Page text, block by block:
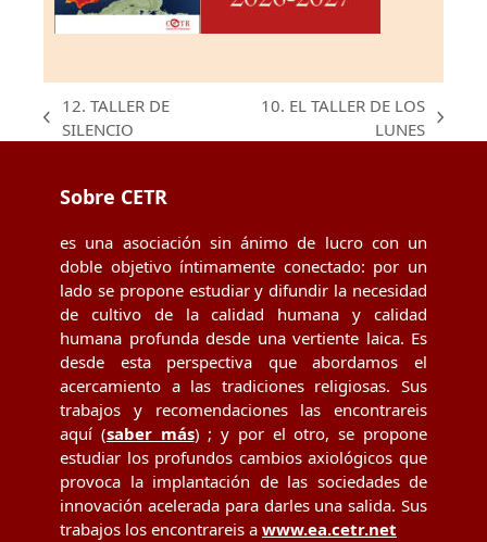
previous
12. TALLER DE
SILENCIO
10. EL TALLER DE LOS
LUNES
Sobre CETR
es una asociación sin ánimo de lucro con un
doble objetivo íntimamente conectado: por un
lado se propone estudiar y difundir la necesidad
de cultivo de la calidad humana y calidad
humana profunda desde una vertiente laica. Es
desde esta perspectiva que abordamos el
acercamiento a las tradiciones religiosas. Sus
trabajos y recomendaciones las encontrareis
aquí (saber más) ; y por el otro, se propone
estudiar los profundos cambios axiológicos que
provoca la implantación de las sociedades de
innovación acelerada para darles una salida. Sus
trabajos los encontrareis a www.ea.cetr.net